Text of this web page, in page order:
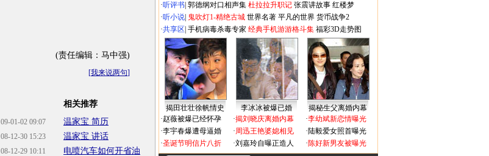
(责任编辑：马中强)
[我来说两句]
09-01-02 09:07
08-12-30 15:23
08-12-29 10:11
相关推荐
温家宝 简历
温家宝 讲话
电喷汽车如何开省油
·听评书 郭德纲对口相声集 杜拉拉升职记 张震讲故事 红楼梦
·听小说 鬼吹灯1-精绝古城 世界名著 平凡的世界 货币战争2
·共享区 手机病毒杀毒专家 经典手机游游格斗集 福彩3D走势图
揭田壮壮徐帆情史 李冰冰被爆已婚
揭秘生父离婚内幕
·赵薇被爆已经怀孕
·李宇春爆遭母逼婚
·圣诞节明信片八折
·揭刘晓庆离婚内幕
·周迅王艳婆媳相见
·刘嘉玲自曝正造人
·李幼斌新恋情曝光
·陆毅爱女照首曝光
·陈好新男友被曝光